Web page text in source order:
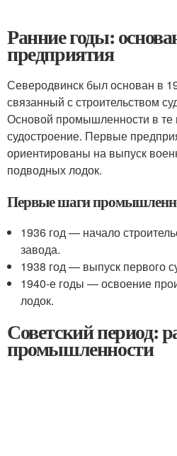
Ранние годы:
предприятия
Северодвинск был основан в
связанный с строительством
Основой промышленности в те
судостроение. Первые
ориентированы на выпуск
подводных лодок.
Первые шаги
1936 год — начало
завода.
1938 год — выпуск первого
1940-е годы — освоение
лодок.
Советский период:
промышленности